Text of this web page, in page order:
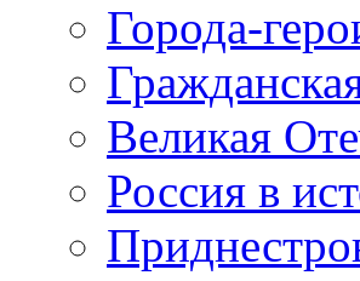
Города-
Великая
Россия в